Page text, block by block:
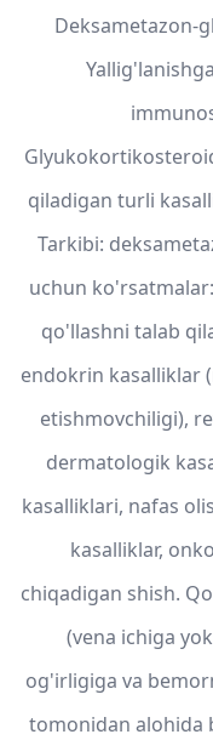
Deksametazon-
qiladigan turli
Tarkibi:
uchun
qo'llashni talab
endokrin kasalliklar
etishmovchiligi),
dermatologik
kasalliklari, nafas
kasalliklar,
chiqadigan shish.
(vena ichiga
og'irligiga va
tomonidan alohida